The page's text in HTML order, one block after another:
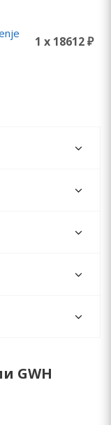
1 x 18612 ₽
GWH